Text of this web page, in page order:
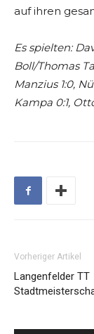
auf ihren
Es spielten:
Boll/Thomas
Manzius 1:0,
Kampa 0:1,
Vorheriger Artikel
Langenfelder TT